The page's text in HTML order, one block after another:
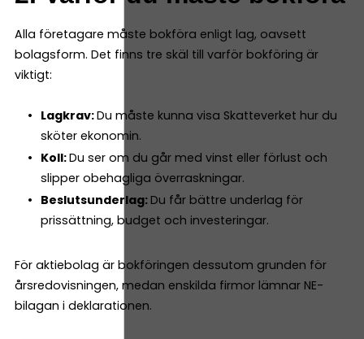
Alla företagare måste bokföra enligt lag, oavsett
bolagsform. Det finns tre skäl till varför bokföring är
viktigt:
Lagkrav:Du måste kunna visa Skatteverket hur du
sköter ekonomin.
Koll:Du ser om du går med vinst eller förlust och
slipper obehagliga överraskningar.
Beslutsunderlag: Du får bättre underlag för
prissättning, budget och investeringar.
För aktiebolag är bokföringen dessutom grunden för
årsredovisningen, medan enskilda firmor lämnar NE-
bilagan i deklarationen.